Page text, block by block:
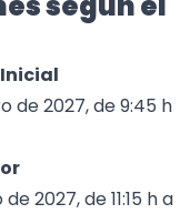
de 2027, de 9:45 h
2027, de 11:15 h a